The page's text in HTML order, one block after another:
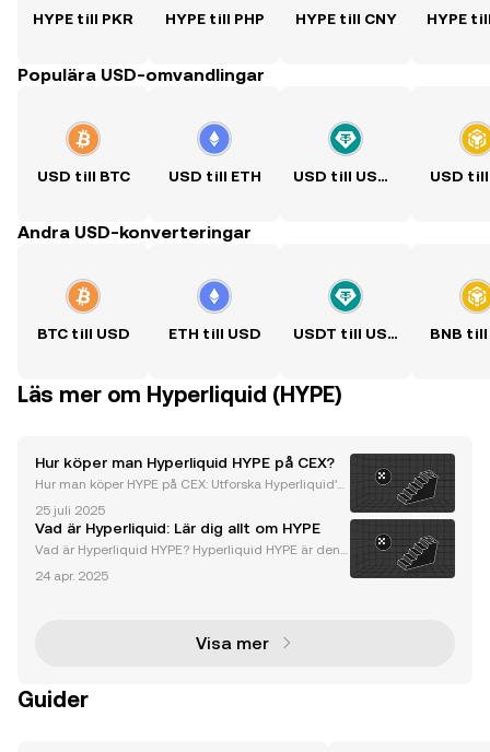
HYPE till PKR HYPE till PHP HYPE till CNY HYPE
Populära USD-omvandlingar
USD till BTC USD till ETH USD till USDT USD till
Andra USD-konverteringar
BTC till USD ETH till USD USDT till USD BNB till
Läs mer om Hyperliquid (HYPE)
Hur köper man Hyperliquid HYPE på CEX?
Hur man köper HYPE på CEX: Utforska Hyperliquid's
nde lager 1 (L1) blockkedja, ger ringar på vattnet i kr
yptovalutavärlden med sin ursprungliga token
25 juli 2025
Vad är Hyperliquid: Lär dig allt om HYPE
Vad är Hyperliquid HYPE? Hyperliquid HYPE är den
osystem, ett högpresterande lager 1 (L1) blockkedja
24 apr. 2025
Visa mer
Guider